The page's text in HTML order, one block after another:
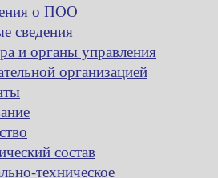
о ПОО
сведения
и органы управления
организацией
состав
техническое